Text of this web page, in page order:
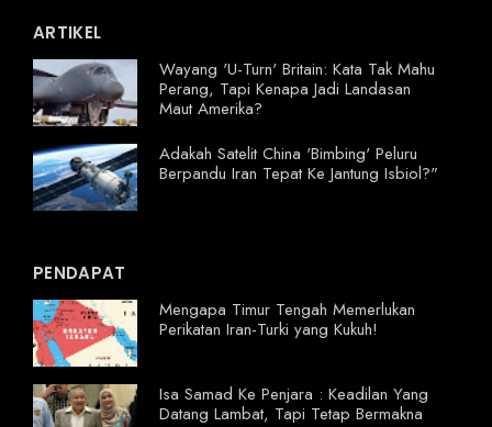
ARTIKEL
Wayang 'U-Turn' Britain: Kata Tak Mahu
Perang, Tapi Kenapa Jadi Landasan
Maut Amerika?
Adakah Satelit China 'Bimbing' Peluru
Berpandu Iran Tepat Ke Jantung Isbiol?"
PENDAPAT
Mengapa Timur Tengah Memerlukan
Perikatan Iran-Turki yang Kukuh!
Isa Samad Ke Penjara : Keadilan Yang
Datang Lambat, Tapi Tetap Bermakna